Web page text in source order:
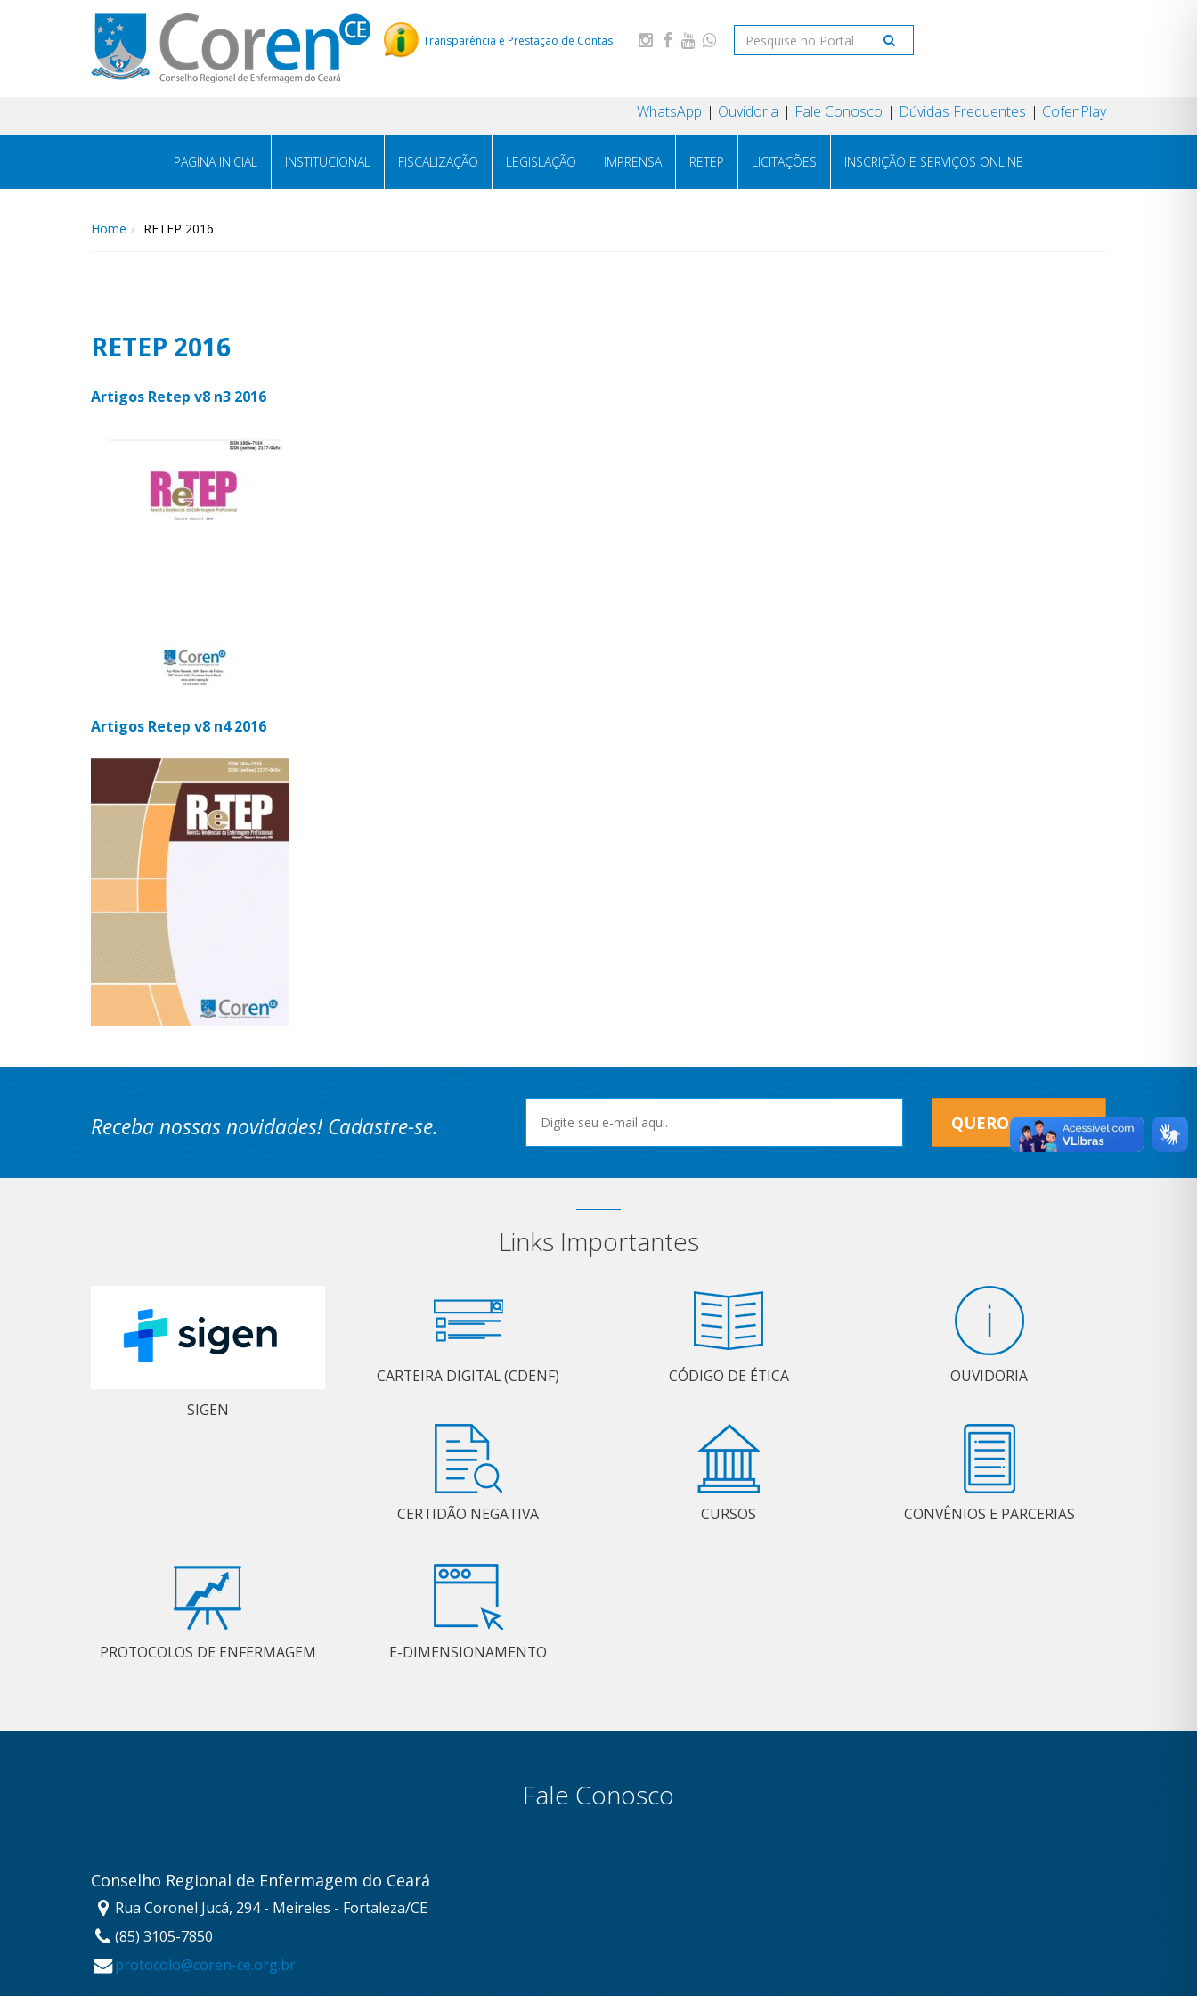
Transparência e Prestação de Contas
WhatsApp Ouvidoria Fale Conosco Dúvidas Frequentes CofenPlay
PAGINA INICIAL INSTITUCIONAL FISCALIZAÇÃO LEGISLAÇÃO IMPRENSA RETEP LICITAÇÕES INSCRIÇÃO E SERVIÇOS ONLINE
Home RETEP 2016
RETEP 2016
Artigos Retep v8 n3 2016
Artigos Retep v8 n4 2016
Receba nossas novidades! Cadastre-se. QUERO RECEBER
Links Importantes
SIGEN
CARTEIRA DIGITAL (CDENF) CÓDIGO DE ÉTICA OUVIDORIA
CERTIDÃO NEGATIVA CURSOS CONVÊNIOS E PARCERIAS
PROTOCOLOS DE ENFERMAGEM E-DIMENSIONAMENTO
Fale Conosco
Conselho Regional de Enfermagem do Ceará
Rua Coronel Jucá, 294 - Meireles - Fortaleza/CE
(85) 3105-7850
protocolo@coren-ce.org.br